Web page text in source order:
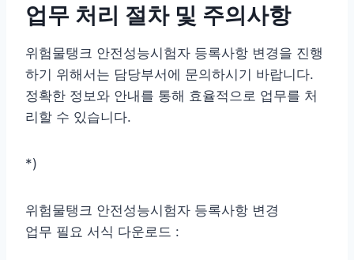
업무 처리 절차 및 주의사항
위험물탱크 안전성능시험자 등록사항 변경을 진행
하기 위해서는 담당부서에 문의하시기 바랍니다.
정확한 정보와 안내를 통해 효율적으로 업무를 처
리할 수 있습니다.
*)
위험물탱크 안전성능시험자 등록사항 변경
업무 필요 서식 다운로드 :